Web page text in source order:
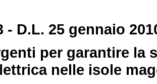
- D.L. 25 gennaio
per garantire la
nelle isole